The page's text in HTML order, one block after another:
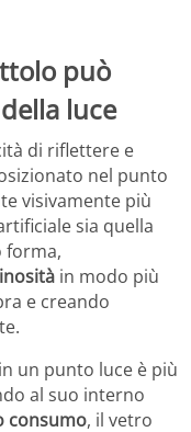
può
luce
di riflettere e
nel punto
visivamente più
sia quella
forma,
in modo più
e creando
un punto luce è più
al suo interno
consumo, il vetro